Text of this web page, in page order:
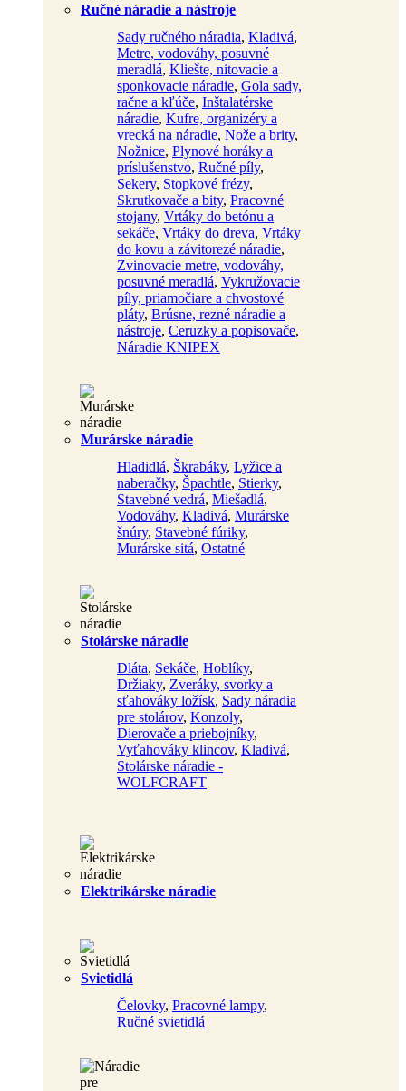
Ručné náradie a nástroje
Sady ručného náradia, Kladivá,
Metre, vodováhy, posuvné
meradlá, Kliešte, nitovacie a
sponkovacie náradie, Gola sady,
račne a kľúče, Inštalatérske
náradie, Kufre, organizéry a
vrecká na náradie, Nože a brity,
Nožnice, Plynové horáky a
príslušenstvo, Ručné píly,
Sekery, Stopkové frézy,
Skrutkovače a bity, Pracovné
stojany, Vrtáky do betónu a
sekáče, Vrtáky do dreva, Vrtáky
do kovu a závitorezé náradie,
Zvinovacie metre, vodováhy,
posuvné meradlá, Vykružovacie
píly, priamočiare a chvostové
pláty, Brúsne, rezné náradie a
nástroje, Ceruzky a popisovače,
Náradie KNIPEX
Murárske náradie
Hladidlá, Škrabáky, Lyžice a
naberačky, Špachtle, Stierky,
Stavebné vedrá, Miešadlá,
Vodováhy, Kladivá, Murárske
šnúry, Stavebné fúriky,
Murárske sitá, Ostatné
Stolárske náradie
Dláta, Sekáče, Hoblíky,
Držiaky, Zveráky, svorky a
sťahováky ložísk, Sady náradia
pre stolárov, Konzoly,
Dierovače a priebojníky,
Vyťahováky klincov, Kladivá,
Stolárske náradie -
WOLFCRAFT
Elektrikárske náradie
Svietidlá
Čelovky, Pracovné lampy,
Ručné svietidlá